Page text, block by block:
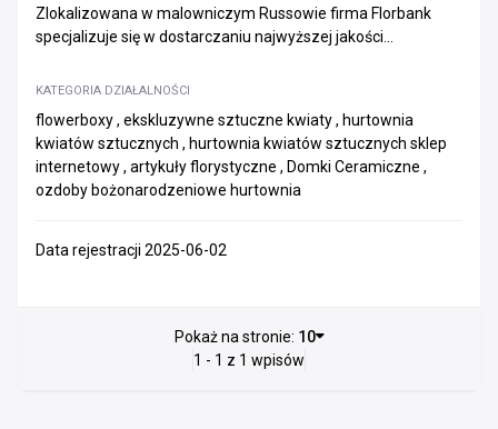
Zlokalizowana w malowniczym Russowie firma Florbank
specjalizuje się w dostarczaniu najwyższej jakości...
KATEGORIA DZIAŁALNOŚCI
flowerboxy , ekskluzywne sztuczne kwiaty , hurtownia
kwiatów sztucznych , hurtownia kwiatów sztucznych sklep
internetowy , artykuły florystyczne , Domki Ceramiczne ,
ozdoby bożonarodzeniowe hurtownia
Data rejestracji 2025-06-02
Pokaż na stronie: 10
1 - 1 z 1 wpisów